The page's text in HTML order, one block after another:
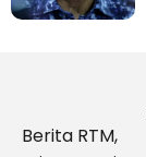
Berita RTM,